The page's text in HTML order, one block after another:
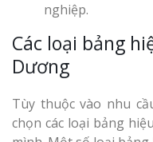
nghiệp.
Các loại bảng
Dương
Tùy thuộc vào nhu
chọn các loại bảng